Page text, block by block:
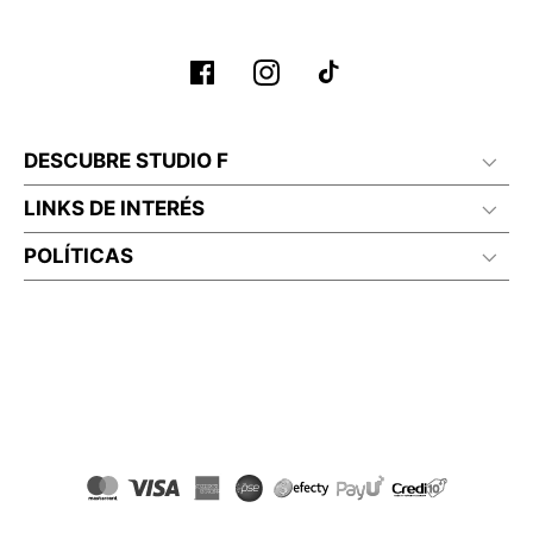
DESCUBRE STUDIO F
LINKS DE INTERÉS
POLÍTICAS